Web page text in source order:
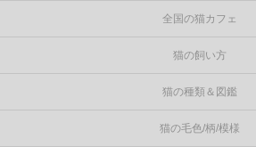
全国の猫カフェ
猫の飼い方
猫の種類＆図鑑
猫の毛色/柄/模様